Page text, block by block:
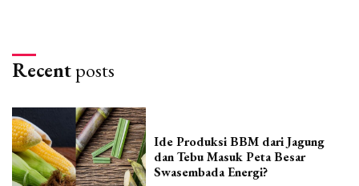
Recentposts
Ide Produksi BBM dari Jagung
dan Tebu Masuk Peta Besar
Swasembada Energi?